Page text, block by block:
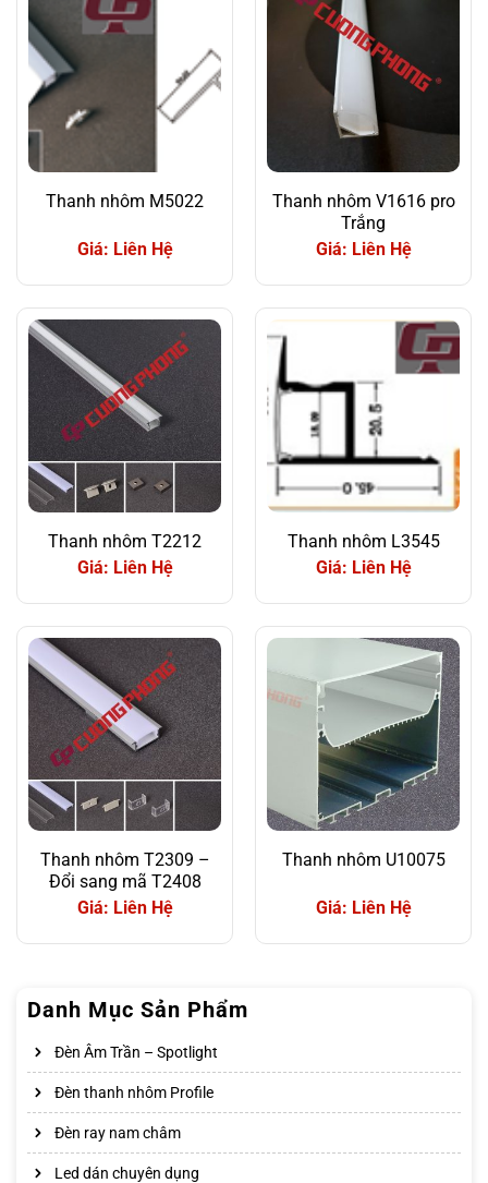
Thanh nhôm M5022
Giá: Liên Hệ
Thanh nhôm V1616 pro
Trắng
Giá: Liên Hệ
Thanh nhôm T2212
Giá: Liên Hệ
Thanh nhôm L3545
Giá: Liên Hệ
Thanh nhôm T2309 –
Đổi sang mã T2408
Giá: Liên Hệ
Thanh nhôm U10075
Giá: Liên Hệ
Danh Mục Sản Phẩm
Đèn Âm Trần – Spotlight
Đèn thanh nhôm Profile
Đèn ray nam châm
Led dán chuyên dụng